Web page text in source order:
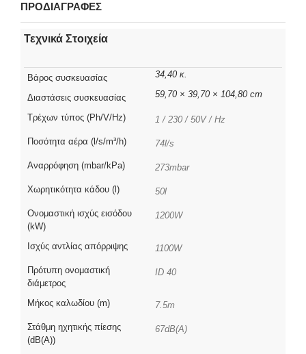
ΠΡΟΔΙΑΓΡΑΦΕΣ
Τεχνικά Στοιχεία
Βάρος συσκευασίας 34,40 κ.
Διαστάσεις συσκευασίας 59,70 × 39,70 × 104,80 cm
Τρέχων τύπος (Ph/V/Hz) 1 / 230 / 50V / Hz
Ποσότητα αέρα (l/s/m³/h) 74l/s
Αναρρόφηση (mbar/kPa) 273mbar
Χωρητικότητα κάδου (l) 50l
Ονομαστική ισχύς εισόδου
(kW)
1200W
Ισχύς αντλίας απόρριψης 1100W
Πρότυπη ονομαστική
διάμετρος
ID 40
Μήκος καλωδίου (m) 7.5m
Στάθμη ηχητικής πίεσης
(dB(A))
67dB(A)